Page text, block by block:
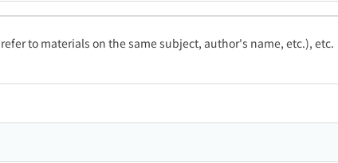
to materials on the same subject, author's name, etc.), etc.